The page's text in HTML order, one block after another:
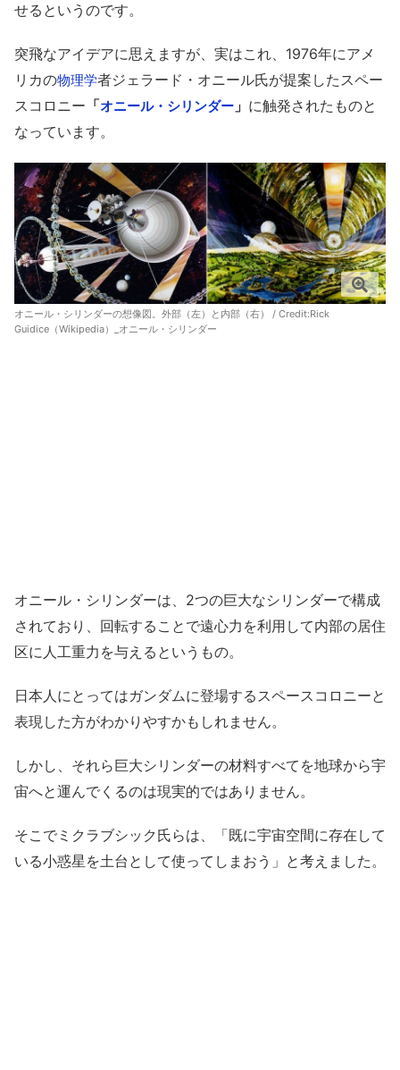
せるというのです。
突飛なアイデアに思えますが、実はこれ、1976年にアメ
リカの物理学者ジェラード・オニール氏が提案したスペー
スコロニー 「オニール・シリンダー 」 に触発されたものと
なっています。
オニール・シリンダーの想像図。外部（左）と内部（右） / Credit:Rick
Guidice（Wikipedia）_オニール・シリンダー
オニール・シリンダーは、2つの巨大なシリンダーで構成
されており、回転することで遠心力を利用して内部の居住
区に人工重力を与えるというもの。
日本人にとってはガンダムに登場するスペースコロニーと
表現した方がわかりやすかもしれません。
しかし、それら巨大シリンダーの材料すべてを地球から宇
宙へと運んでくるのは現実的ではありません。
そこでミクラブシック氏らは、「既に宇宙空間に存在して
いる小惑星を土台として使ってしまおう」と考えました。